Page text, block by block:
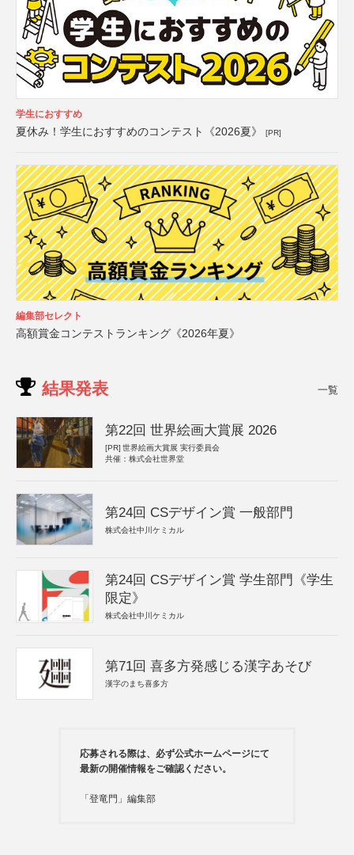
学生におすすめ
夏休み！学生におすすめのコンテスト《2026夏》 [PR]
編集部セレクト
高額賞金コンテストランキング《2026年夏》
結果発表 一覧
第22回 世界絵画大賞展 2026
[PR] 世界絵画大賞展 実行委員会
共催：株式会社世界堂
第24回 CSデザイン賞 一般部門
株式会社中川ケミカル
第24回 CSデザイン賞 学生部門《学生
限定》
株式会社中川ケミカル
第71回 喜多方発感じる漢字あそび
漢字のまち喜多方
応募される際は、必ず公式ホームページにて
最新の開催情報をご確認ください。
「登竜門」編集部